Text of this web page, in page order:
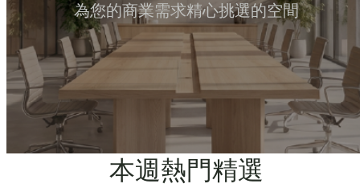
為您的商業需求精心挑選的空間
本週熱門精選